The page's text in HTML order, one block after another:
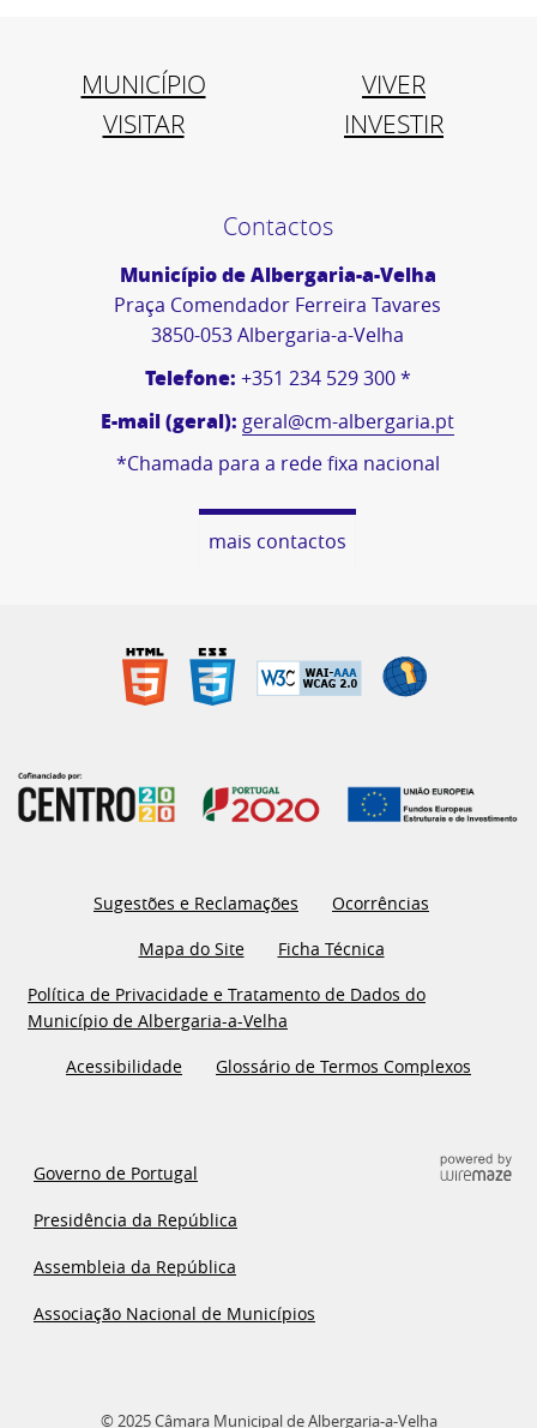
MUNICÍPIO
VIVER
VISITAR
INVESTIR
Contactos
Município de Albergaria-a-Velha
Praça Comendador Ferreira Tavares
3850-053 Albergaria-a-Velha
Telefone: +351 234 529 300 *
E-mail (geral): geral@cm-albergaria.pt
*Chamada para a rede fixa nacional
mais contactos
Sugestões e Reclamações
Ocorrências
Mapa do Site
Ficha Técnica
Política de Privacidade e Tratamento de Dados do
Município de Albergaria-a-Velha
Acessibilidade
Glossário de Termos Complexos
Governo de Portugal
Presidência da República
Assembleia da República
Associação Nacional de Municípios
© 2025 Câmara Municipal de Albergaria-a-Velha